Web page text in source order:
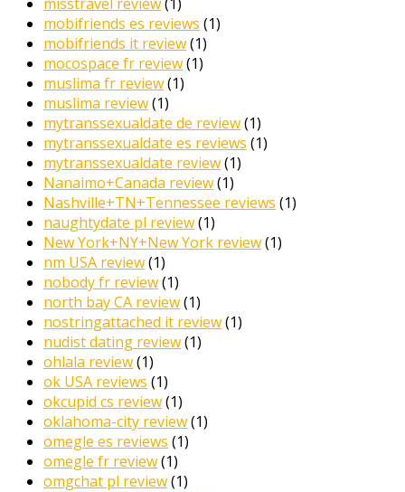
mobifriends es reviews (1)
mobifriends it review(1)
mocospace fr review(1)
muslima fr review(1)
muslima review(1)
mytranssexualdate de review(1)
mytranssexualdate es reviews (1)
mytranssexualdate review(1)
Nanaimo+Canada review(1)
Nashville+TN+Tennessee reviews (1)
naughtydate pl review(1)
New York+NY+New York review(1)
nm USA review(1)
nobody fr review(1)
north bay CA review(1)
nostringattached it review(1)
nudist dating review(1)
ohlala review(1)
ok USA reviews (1)
okcupid cs review(1)
oklahoma-city review(1)
omegle es reviews (1)
omegle fr review(1)
omgchat pl review(1)